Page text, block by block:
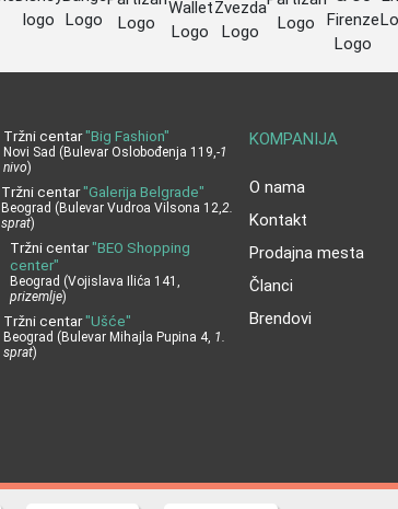
Tržni centar"Big Fashion"
Novi Sad (Bulevar Oslobođenja 119,-1
nivo)
Tržni centar"Galerija Belgrade"
Beograd (Bulevar Vudroa Vilsona 12, 2.
sprat)
Tržni centar"BEO Shopping
center"
Beograd (Vojislava Ilića 141,
prizemlje)
Tržni centar"Ušće"
Beograd (Bulevar Mihajla Pupina 4, 1.
sprat)
KOMPANIJA
O nama
Kontakt
Prodajna mesta
Članci
Brendovi